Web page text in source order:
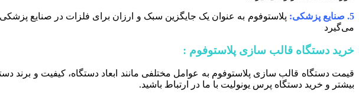
5. صنایع پزشکی:
پلاستوفوم به عنوان یک جایگزین سبک و ارزان برای فلزات در صنایع
می‌گیرد
خرید دستگاه قالب سازی پلاستوفوم :
قیمت دستگاه قالب سازی پلاستوفوم به عوامل مختلفی مانند ابعاد دستگاه، کیفیت و
بیشتر و خرید دستگاه پرس یونولیت با ما در ارتباط باشید.